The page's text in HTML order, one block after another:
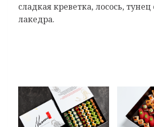
сладкая креветка, лосось,
лакедра.